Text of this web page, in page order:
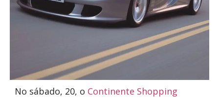
No sábado, 20, o Continente Shopping